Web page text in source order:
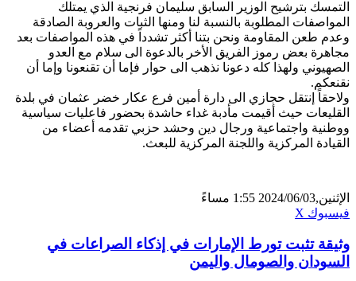
التمسك بترشيح الوزير السابق سليمان فرنجية الذي يمتلك
المواصفات المطلوبة بالنسبة لنا ومنها الثبات والعروبة الصادقة
وعدم طعن المقاومة ونحن بتنا أكثر تشدداً في هذه المواصفات بعد
مجاهرة بعض رموز الفريق الأخر بالدعوة الى سلام مع العدو
الصهيوني ولهذا كله دعونا نذهب الى حوار فإما أن تقنعونا وإما أن
نقنعكم.
ولاحقاً إنتقل حجازي الى دارة أمين فرع عكار خضر عثمان في بلدة
القليعات حيث أقيمت مأدبة غداء حاشدة بحضور فاعليات سياسية
ووطنية واجتماعية ورجال دين وحشد حزبي تقدمه أعضاء من
القيادة المركزية واللجنة المركزية للبعث.
الإثنين,2024/06/03 1:55 مساءً
فيسبوك X
وثيقة تثبت تورط الإمارات في إذكاء الصراعات في
السودان والصومال واليمن